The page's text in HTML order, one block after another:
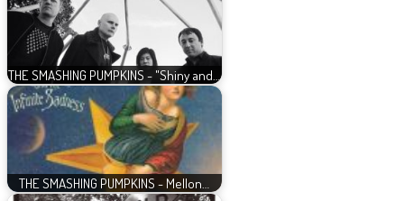
THE SMASHING PUMPKINS - "Shiny and…
THE SMASHING PUMPKINS - Mellon…